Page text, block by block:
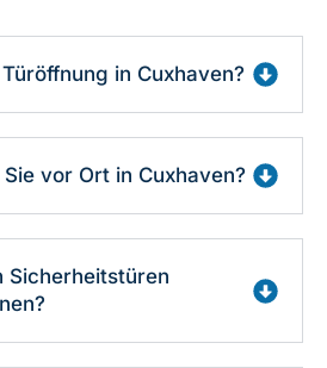
in Cuxhaven?
vor Ort in Cuxhaven?
Sicherheitstüren